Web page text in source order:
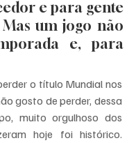
e para gente
um jogo não
e, para
o título Mundial nos
gosto de perder, dessa
muito orgulhoso dos
hoje foi histórico.